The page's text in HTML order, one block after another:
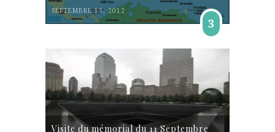
SEPTEMBRE 15, 2012
3
Visite du mémorial du 11 Septembre